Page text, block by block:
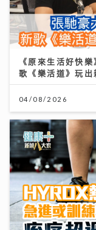
《原來生活好快
歌《樂活道》玩
04/08/2026